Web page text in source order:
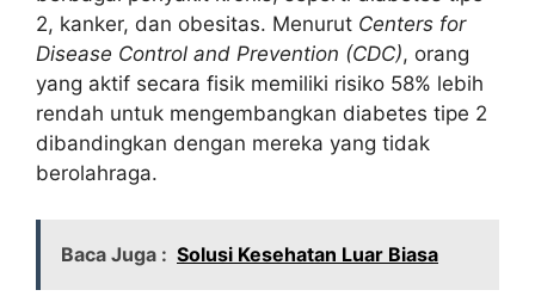
2, kanker, dan obesitas. Menurut Centers for
Disease Control and Prevention (CDC), orang
yang aktif secara fisik memiliki risiko 58% lebih
rendah untuk mengembangkan diabetes tipe 2
dibandingkan dengan mereka yang tidak
berolahraga.
Baca Juga : Solusi Kesehatan Luar Biasa